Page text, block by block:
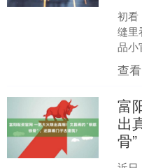
初看
缝里
品小
眼
不是
查
富
出
骨